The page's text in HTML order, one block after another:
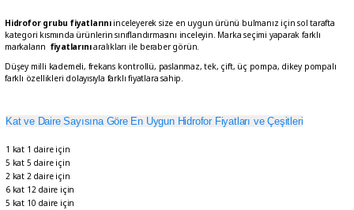
Hidrofor grubu fiyatlarınıinceleyerek size en uygun ürünü bulmanız için sol tarafta
kategori kısmında ürünlerin sınıflandırmasını inceleyin. Marka seçimi yaparak farklı
markaların fiyatlarınıaralıkları ile beraber görün.
Düşey milli kademeli, frekans kontrollü, paslanmaz, tek, çift, üç pompa, dikey pompalı
farklı özellikleri dolayısıyla farklı fiyatlara sahip.
Kat ve Daire Sayısına Göre En Uygun Hidrofor Fiyatları ve Çeşitleri
1 kat 1 daire için
5 kat 5 daire için
2 kat 2 daire için
6 kat 12 daire için
5 kat 10 daire için